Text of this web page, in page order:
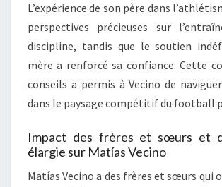
L’expérience de son père dans
perspectives précieuses sur
discipline, tandis que le soutien
mère a renforcé sa confiance. Cette
conseils a permis à Vecino de
dans le paysage compétitif du football
Impact des frères et sœurs et
élargie sur Matías Vecino
Matías Vecino a des frères et sœurs qui